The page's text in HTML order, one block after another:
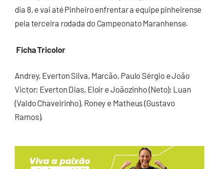
dia 8, e vai até Pinheiro enfrentar a equipe pinheirense
pela terceira rodada do Campeonato Maranhense.
Ficha Tricolor
Andrey, Everton Silva, Marcão, Paulo Sérgio e João
Victor; Everton Dias, Eloir e Joãozinho (Neto); Luan
(Valdo Chaveirinho), Roney e Matheus (Gustavo
Ramos).